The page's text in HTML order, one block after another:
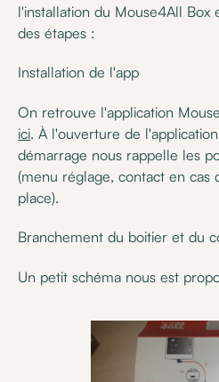
l'installation du Mouse4All Box
des étapes :
Installation de l'app
On retrouve l'application
ici. À l'ouverture de
démarrage nous rappelle les
(menu réglage, contact en cas
place).
Branchement du boitier et du
Un petit schéma nous est